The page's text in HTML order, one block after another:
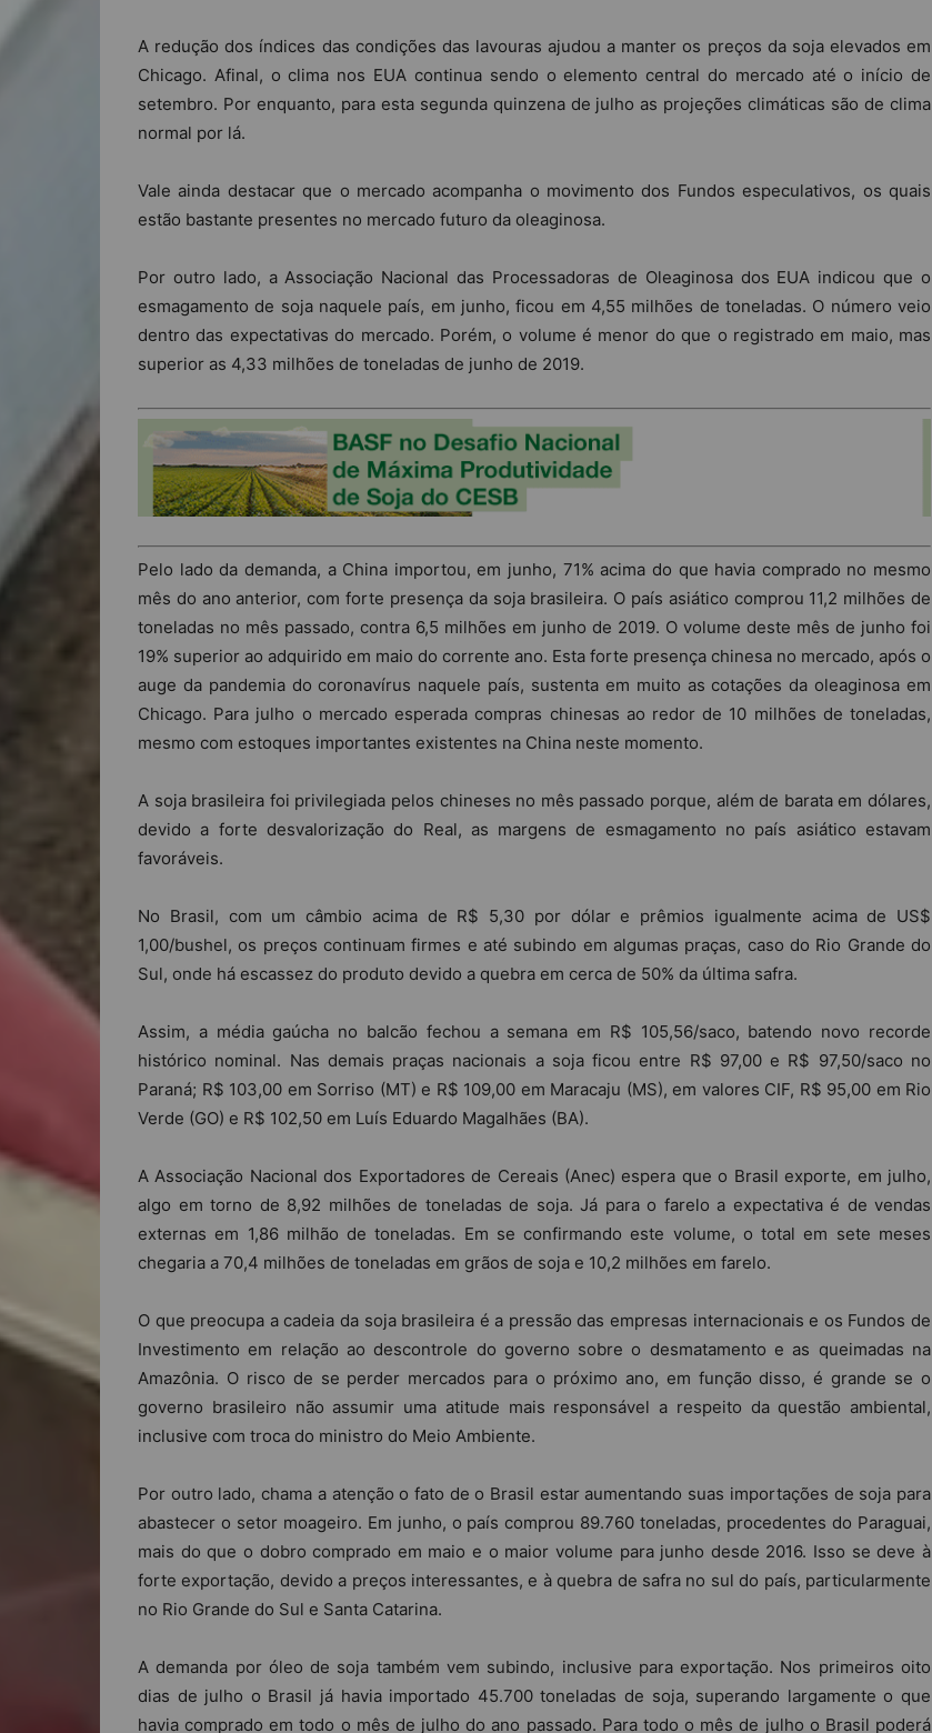
A redução dos índices das condições das lavouras ajudou a manter os preços da soja elevados em
Chicago. Afinal, o clima nos EUA continua sendo o elemento central do mercado até o início de
setembro. Por enquanto, para esta segunda quinzena de julho as projeções climáticas são de clima
normal por lá.
Vale ainda destacar que o mercado acompanha o movimento dos Fundos especulativos, os quais
estão bastante presentes no mercado futuro da oleaginosa.
Por outro lado, a Associação Nacional das Processadoras de Oleaginosa dos EUA indicou que o
esmagamento de soja naquele país, em junho, ficou em 4,55 milhões de toneladas. O número veio
dentro das expectativas do mercado. Porém, o volume é menor do que o registrado em maio, mas
superior as 4,33 milhões de toneladas de junho de 2019.
Pelo lado da demanda, a China importou, em junho, 71% acima do que havia comprado no mesmo
mês do ano anterior, com forte presença da soja brasileira. O país asiático comprou 11,2 milhões de
toneladas no mês passado, contra 6,5 milhões em junho de 2019. O volume deste mês de junho foi
19% superior ao adquirido em maio do corrente ano. Esta forte presença chinesa no mercado, após o
auge da pandemia do coronavírus naquele país, sustenta em muito as cotações da oleaginosa em
Chicago. Para julho o mercado esperada compras chinesas ao redor de 10 milhões de toneladas,
mesmo com estoques importantes existentes na China neste momento.
A soja brasileira foi privilegiada pelos chineses no mês passado porque, além de barata em dólares,
devido a forte desvalorização do Real, as margens de esmagamento no país asiático estavam
favoráveis.
No Brasil, com um câmbio acima de R$ 5,30 por dólar e prêmios igualmente acima de US$
1,00/bushel, os preços continuam firmes e até subindo em algumas praças, caso do Rio Grande do
Sul, onde há escassez do produto devido a quebra em cerca de 50% da última safra.
Assim, a média gaúcha no balcão fechou a semana em R$ 105,56/saco, batendo novo recorde
histórico nominal. Nas demais praças nacionais a soja ficou entre R$ 97,00 e R$ 97,50/saco no
Paraná; R$ 103,00 em Sorriso (MT) e R$ 109,00 em Maracaju (MS), em valores CIF, R$ 95,00 em Rio
Verde (GO) e R$ 102,50 em Luís Eduardo Magalhães (BA).
A Associação Nacional dos Exportadores de Cereais (Anec) espera que o Brasil exporte, em julho,
algo em torno de 8,92 milhões de toneladas de soja. Já para o farelo a expectativa é de vendas
externas em 1,86 milhão de toneladas. Em se confirmando este volume, o total em sete meses
chegaria a 70,4 milhões de toneladas em grãos de soja e 10,2 milhões em farelo.
O que preocupa a cadeia da soja brasileira é a pressão das empresas internacionais e os Fundos de
Investimento em relação ao descontrole do governo sobre o desmatamento e as queimadas na
Amazônia. O risco de se perder mercados para o próximo ano, em função disso, é grande se o
governo brasileiro não assumir uma atitude mais responsável a respeito da questão ambiental,
inclusive com troca do ministro do Meio Ambiente.
Por outro lado, chama a atenção o fato de o Brasil estar aumentando suas importações de soja para
abastecer o setor moageiro. Em junho, o país comprou 89.760 toneladas, procedentes do Paraguai,
mais do que o dobro comprado em maio e o maior volume para junho desde 2016. Isso se deve à
forte exportação, devido a preços interessantes, e à quebra de safra no sul do país, particularmente
no Rio Grande do Sul e Santa Catarina.
A demanda por óleo de soja também vem subindo, inclusive para exportação. Nos primeiros oito
dias de julho o Brasil já havia importado 45.700 toneladas de soja, superando largamente o que
havia comprado em todo o mês de julho do ano passado. Para todo o mês de julho o Brasil poderá